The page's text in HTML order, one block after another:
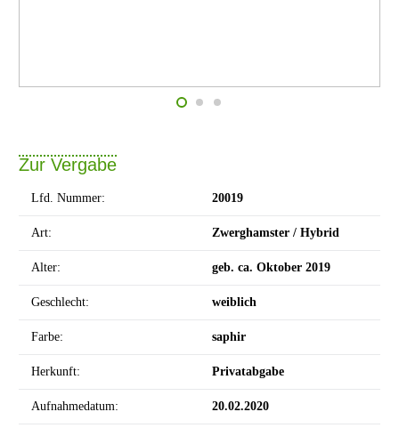
Zur Vergabe
Lfd. Nummer: 20019
Art: Zwerghamster / Hybrid
Alter: geb. ca. Oktober 2019
Geschlecht: weiblich
Farbe: saphir
Herkunft: Privatabgabe
Aufnahmedatum: 20.02.2020